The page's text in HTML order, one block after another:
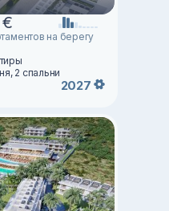
на берегу
2 спальни
2027